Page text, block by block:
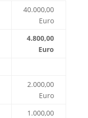
40.000,00
Euro
4.800,00
Euro
2.000,00
Euro
1.000,00